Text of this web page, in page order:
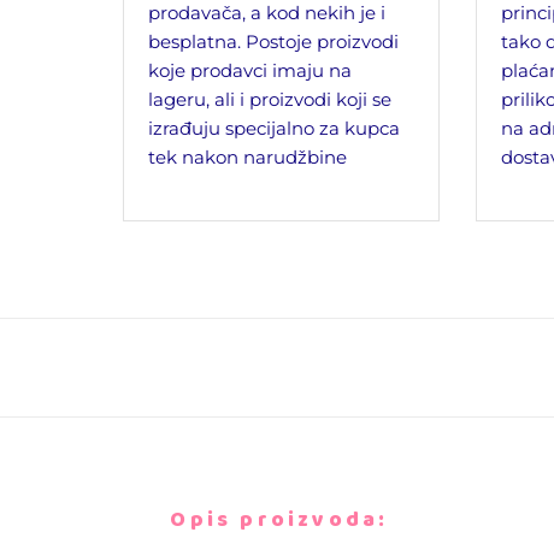
prodavača, a kod nekih je i
besplatna. Postoje proizvodi
koje prodavci imaju na
lageru, ali i proizvodi koji se
izrađuju specijalno za kupca
tek nakon narudžbine
tako
na
Opis proizvoda: